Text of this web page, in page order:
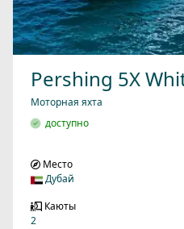
Pershing 5X
Моторная яхта
доступно
Место
Дубай
Каюты
2